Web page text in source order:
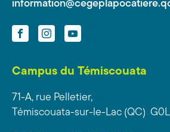
FacebookInstagramYouTube
Campus du Témiscouata
71-A, rue Pelletier,
Témiscouata-sur-le-Lac (QC) G0L